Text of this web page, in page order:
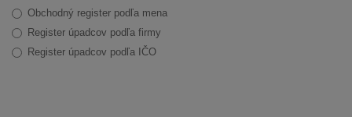
Obchodný register podľa mena
Register úpadcov podľa firmy
Register úpadcov podľa IČO